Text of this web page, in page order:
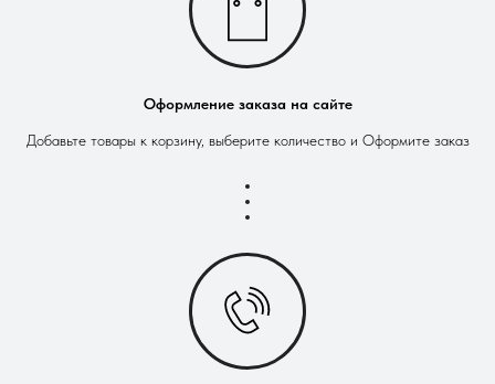
Оформление заказа на сайте
Добавьте товары к корзину, выберите количество и Оформите заказ